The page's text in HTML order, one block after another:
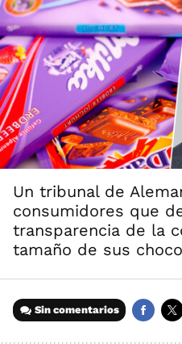
Un tribunal de
consumidores que
transparencia de la
tamaño de sus
Sin comentarios